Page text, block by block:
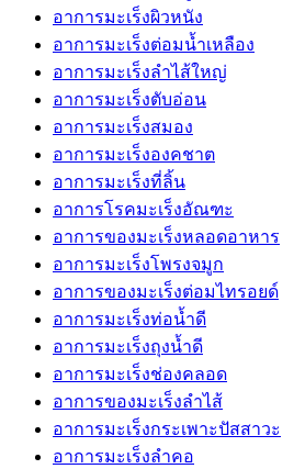
อาการมะเร็งผิวหนัง
อาการมะเร็งต่อมน้ำเหลือง
อาการมะเร็งลำไส้ใหญ่
อาการมะเร็งตับอ่อน
อาการมะเร็งสมอง
อาการมะเร็งองคชาต
อาการมะเร็งที่ลิ้น
อาการโรคมะเร็งอัณฑะ
อาการของมะเร็งหลอดอาหาร
อาการมะเร็งโพรงจมูก
อาการของมะเร็งต่อมไทรอยด์
อาการมะเร็งท่อน้ำดี
อาการมะเร็งถุงน้ำดี
อาการมะเร็งช่องคลอด
อาการของมะเร็งลำไส้
อาการมะเร็งกระเพาะปัสสาวะ
อาการมะเร็งลำคอ